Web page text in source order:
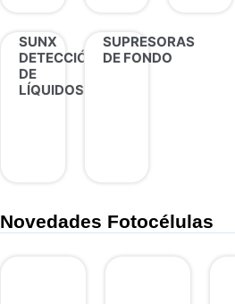
SUNX
DETECCIÓN
DE
LÍQUIDOS
SUPRESORAS
DE FONDO
Novedades Fotocélulas